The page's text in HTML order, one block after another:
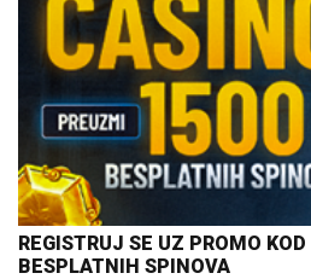
REGISTRUJ SE UZ PROMO
BESPLATNIH SPINOVA